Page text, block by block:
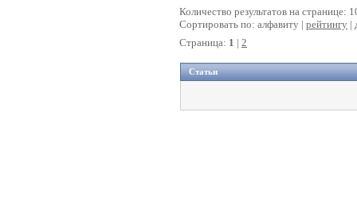
Количество результатов на странице:
Сортировать по: алфавиту | рейтингу |
Страница: 1 | 2
Статьи